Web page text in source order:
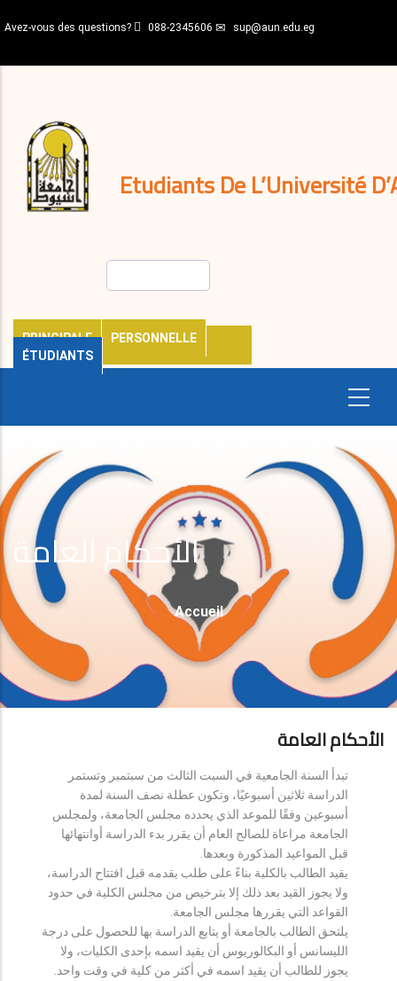
au
principal
Avez-vous des questions? 088-2345606 sup@aun.edu.eg
Etudiants De L’Université
PRINCIPALE
PERSONNELLE
ÉTUDIANTS
décisions
Expatriés
Journal
الأحكام العامة
Fil
D'Ariane
Accueil
الأحكام العامة
تبدأ السنة الجامعية في السبت الثالث من سبتمبر وتستمر
الدراسة ثلاثين أسبوعيًا، وتكون عطلة نصف السنة لمدة
أسبوعين وفقًا للموعد الذي يحدده مجلس الجامعة، ولمجلس
الجامعة مراعاة للصالح العام أن يقرر بدء الدراسة أوانتهائها
قبل المواعيد المذكورة وبعدها.
يقيد الطالب بالكلية بناءً على طلب يقدمه قبل افتتاح الدراسة،
ولا يجوز القيد بعد ذلك إلا بترخيص من مجلس الكلية في حدود
القواعد التي يقررها مجلس الجامعة.
يلتحق الطالب بالجامعة أو يتابع الدراسة بها للحصول على درجة
الليسانس أو البكالوريوس أن يقيد اسمه بإحدى الكليات، ولا
يجوز للطالب أن يقيد اسمه في أكثر من كلية في وقت واحد.